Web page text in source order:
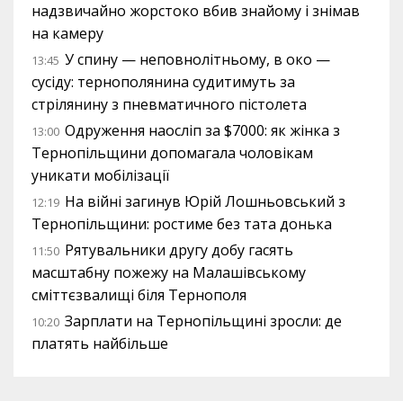
надзвичайно жорстоко вбив знайому і знімав
на камеру
13:45 У спину — неповнолітньому, в око —
сусіду: тернополянина судитимуть за
стрілянину з пневматичного пістолета
13:00 Одруження наосліп за $7000: як жінка з
Тернопільщини допомагала чоловікам
уникати мобілізації
12:19 На війні загинув Юрій Лошньовський з
Тернопільщини: ростиме без тата донька
11:50 Рятувальники другу добу гасять
масштабну пожежу на Малашівському
сміттєзвалищі біля Тернополя
10:20 Зарплати на Тернопільщині зросли: де
платять найбільше